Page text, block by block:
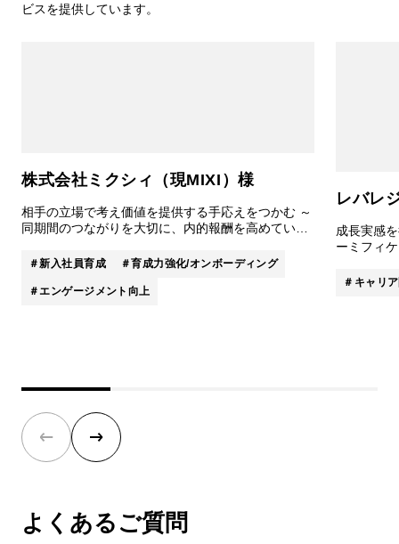
ビスを提供しています。
株式会社ミクシィ（現MIXI）様
相手の立場で考え価値を提供する手応えをつかむ ～
同期間のつながりを大切に、内的報酬を高めていき
新入社員育成 育成力強化/オンボーディング
エンゲージメント向上
レバレ
成長実感
ーミフィ
キャリ
よくあるご質問